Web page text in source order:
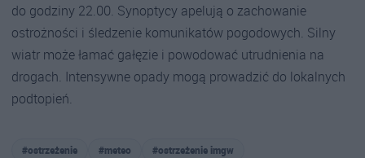
do godziny 22.00. Synoptycy apelują o zachowanie
ostrożności i śledzenie komunikatów pogodowych. Silny
wiatr może łamać gałęzie i powodować utrudnienia na
drogach. Intensywne opady mogą prowadzić do lokalnych
podtopień.
#ostrzeżenie #meteo #ostrzeżenie imgw